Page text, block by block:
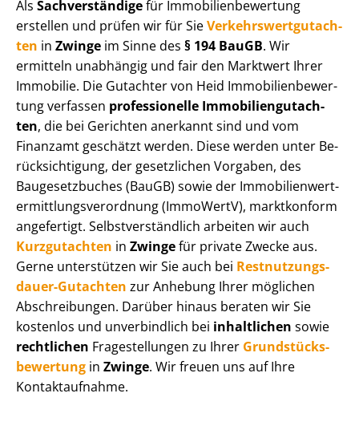
Als Sachverständigefür Im­mo­bi­li­en­be­wer­tung
erstellen und prüfen wir für SieVer­kehrs­wert­gut­ach­
ten in Zwinge im Sinne des § 194 BauGB. Wir
ermitteln unabhängig und fair den Marktwert Ihrer
Immobilie. Die Gutachter von Heid Im­mo­bi­li­en­be­wer­
tung verfassen professionelle Im­mo­bi­li­en­gut­ach­
ten, die bei Gerichten anerkannt sind und vom
Finanzamt geschätzt werden. Diese werden unter Be­
rück­sich­ti­gung, der gesetzlichen Vorgaben, des
Baugesetzbuches (BauGB) sowie der Im­mo­bi­li­en­wert­
ermitt­lungs­ver­ord­nung (ImmoWertV), marktkonform
angefertigt. Selbst­ver­ständ­lich arbeiten wir auch
Kurzgutachten in Zwingefür private Zwecke aus.
Gerne unterstützen wir Sie auch bei Rest­nut­zungs­
dau­er-Gutachten zur Anhebung Ihrer möglichen
Abschreibungen. Darüber hinaus beraten wir Sie
kostenlos und unverbindlich bei inhaltlichen sowie
rechtlichen Fragestellungen zu Ihrer Grund­stücks­
be­wer­tung in Zwinge. Wir freuen uns auf Ihre
Kontaktaufnahme.